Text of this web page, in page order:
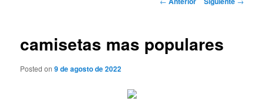
camisetas mas populares
Posted on9 de agosto de 2022